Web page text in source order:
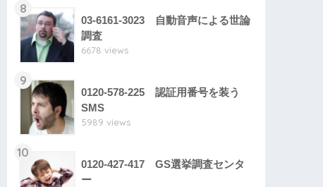
8
03-6161-3023 自動音声による世論
調査
6678 views
9
0120-578-225 認証用番号を装う
SMS
5989 views
10
0120-427-417 GS選挙調査センタ
ー